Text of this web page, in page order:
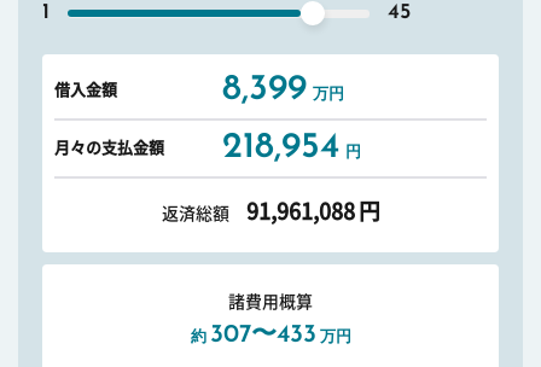
1 45
借入金額 8,399 万円
月々の支払金額 218,954 円
返済総額 91,961,088 円
諸費用概算
約 307〜433 万円